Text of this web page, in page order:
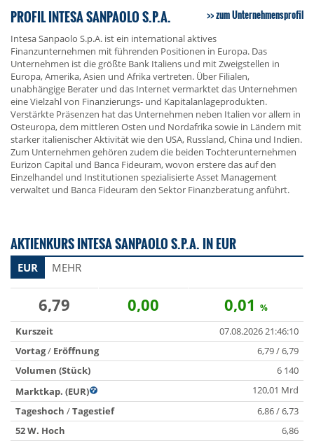
PROFIL INTESA SANPAOLO S.P.A. zum Unternehmensprofil
Intesa Sanpaolo S.p.A. ist ein international aktives
Finanzunternehmen mit führenden Positionen in Europa. Das
Unternehmen ist die größte Bank Italiens und mit Zweigstellen in
Europa, Amerika, Asien und Afrika vertreten. Über Filialen,
unabhängige Berater und das Internet vermarktet das Unternehmen
eine Vielzahl von Finanzierungs- und Kapitalanlageprodukten.
Verstärkte Präsenzen hat das Unternehmen neben Italien vor allem in
Osteuropa, dem mittleren Osten und Nordafrika sowie in Ländern mit
starker italienischer Aktivität wie den USA, Russland, China und Indien.
Zum Unternehmen gehören zudem die beiden Tochterunternehmen
Eurizon Capital und Banca Fideuram, wovon erstere das auf den
Einzelhandel und Institutionen spezialisierte Asset Management
verwaltet und Banca Fideuram den Sektor Finanzberatung anführt.
AKTIENKURS INTESA SANPAOLO S.P.A. IN EUR
EUR MEHR
6,79 0,00 0,01 %
Kurszeit
07.08.2026 21:46:10
Vortag/ Eröffnung
6,79 / 6,79
Volumen (Stück)
6 140
Marktkap. (EUR)
120,01 Mrd
Tageshoch /Tagestief
6,86 / 6,73
52 W. Hoch
6,86